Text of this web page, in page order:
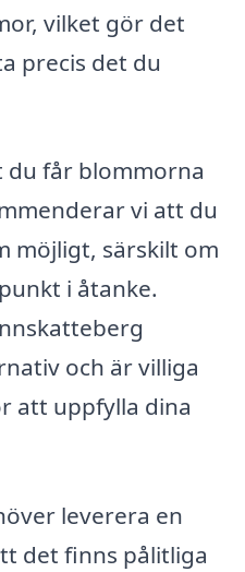
vilket gör det
precis det du
du får blommorna
vi att du
möjligt, särskilt om
i åtanke.
och är villiga
att uppfylla dina
leverera en
det finns pålitliga